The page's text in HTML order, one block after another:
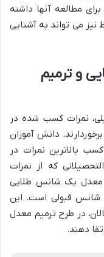
مطالعه آنها داشته
می تواند به آشنایی
و ترمیم
تحصیلی، نمرات کسب شده در
دانش آموزان
بالاترین نمرات در
که از نمرات
معدل یک شانس طلایی
شانس قبولی است. این
در طرح ترمیم معدل
دهند.